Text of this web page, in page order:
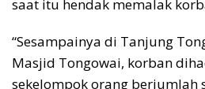
saat itu hendak memalak
“Sesampainya di Tanjung
Masjid Tongowai, korban
sekelompok orang berjumlah